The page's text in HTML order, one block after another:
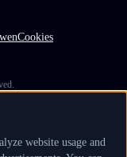
Cookies
website usage and